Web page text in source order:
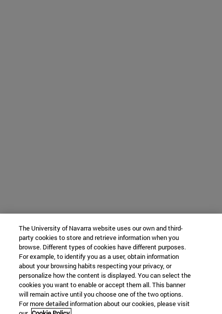
The University of Navarra website uses our own and third-
party cookies to store and retrieve information when you
browse. Different types of cookies have different purposes.
For example, to identify you as a user, obtain information
about your browsing habits respecting your privacy, or
personalize how the content is displayed. You can select the
cookies you want to enable or accept them all. This banner
will remain active until you choose one of the two options.
For more detailed information about our cookies, please visit